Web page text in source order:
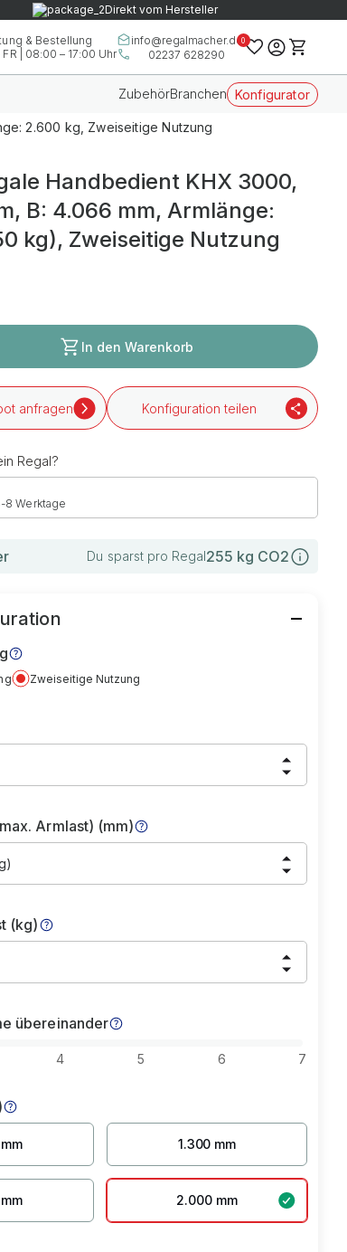
Direkt vom Hersteller
& Bestellung
FR | 08:00 – 17:00 Uhr
info@regalmacher.de
02237 628290
0
ZubehörBranchen Konfigurator
2.600 kg, Zweiseitige Nutzung
Handbedient KHX 3000,
B: 4.066 mm, Armlänge:
kg), Zweiseitige Nutzung
In den Warenkorb
anfragen Konfiguration teilen
Regal?
8 Werktage
Du sparst pro Regal255 kg CO2
Zweiseitige Nutzung
Armlast) (mm)
(kg)
übereinander
4 5 6 7
1.300 mm
2.000 mm